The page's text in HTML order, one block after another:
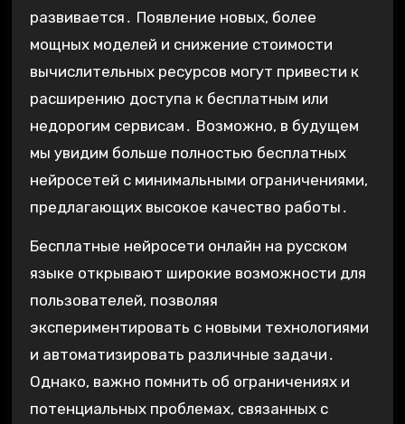
развивается․ Появление новых, более
мощных моделей и снижение стоимости
вычислительных ресурсов могут привести к
расширению доступа к бесплатным или
недорогим сервисам․ Возможно, в будущем
мы увидим больше полностью бесплатных
нейросетей с минимальными ограничениями,
предлагающих высокое качество работы․
Бесплатные нейросети онлайн на русском
языке открывают широкие возможности для
пользователей, позволяя
экспериментировать с новыми технологиями
и автоматизировать различные задачи․
Однако, важно помнить об ограничениях и
потенциальных проблемах, связанных с